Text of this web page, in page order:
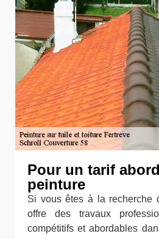
Pour un tarif
peinture
Si vous êtes à la recherche
offre des travaux
compétitifs et abordables